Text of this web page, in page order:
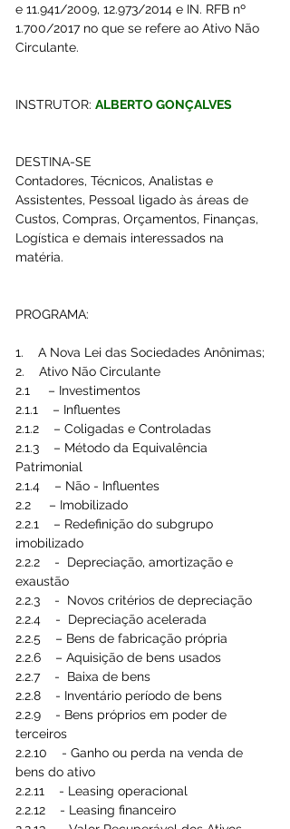
e 11.941/2009, 12.973/2014 e IN. RFB nº
1.700/2017 no que se refere ao Ativo Não
Circulante.
INSTRUTOR: ALBERTO GONÇALVES
DESTINA-SE
Contadores, Técnicos, Analistas e
Assistentes, Pessoal ligado às áreas de
Custos, Compras, Orçamentos, Finanças,
Logística e demais interessados na
matéria.
PROGRAMA:
1.    A Nova Lei das Sociedades Anônimas;
2.    Ativo Não Circulante
2.1     – Investimentos
2.1.1    – Influentes
2.1.2    – Coligadas e Controladas
2.1.3    – Método da Equivalência
Patrimonial
2.1.4    – Não - Influentes
2.2     – Imobilizado
2.2.1    – Redefinição do subgrupo
imobilizado
2.2.2    -  Depreciação, amortização e
exaustão
2.2.3    -  Novos critérios de depreciação
2.2.4    -  Depreciação acelerada
2.2.5    – Bens de fabricação própria
2.2.6    – Aquisição de bens usados
2.2.7    -  Baixa de bens
2.2.8    - Inventário período de bens
2.2.9    - Bens próprios em poder de
terceiros
2.2.10    - Ganho ou perda na venda de
bens do ativo
2.2.11    - Leasing operacional
2.2.12    - Leasing financeiro